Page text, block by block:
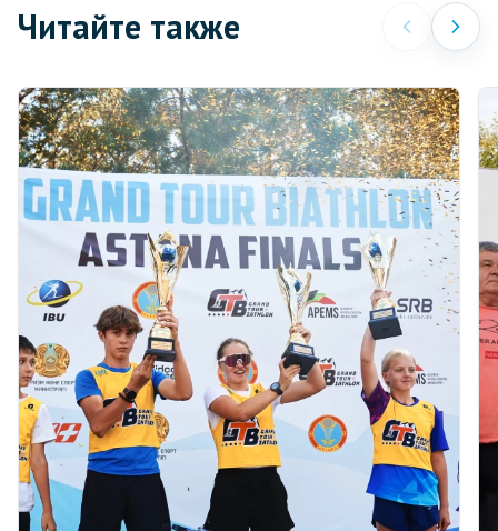
Читайте также